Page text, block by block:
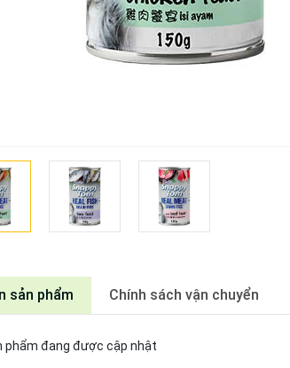
sản phẩm Chính sách vận chuyển
phẩm đang được cập nhật